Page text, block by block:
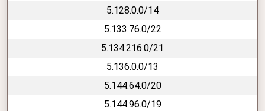
5.128.0.0/14
5.133.76.0/22
5.134.216.0/21
5.136.0.0/13
5.144.64.0/20
5.144.96.0/19